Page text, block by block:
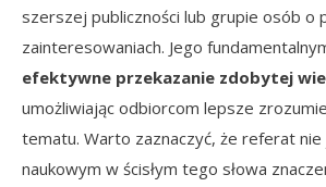
szerszej publiczności lub grupie osób o
zainteresowaniach. Jego
efektywne przekazanie zdobytej
umożliwiając odbiorcom lepsze
tematu. Warto zaznaczyć, że referat
naukowym w ścisłym tego słowa